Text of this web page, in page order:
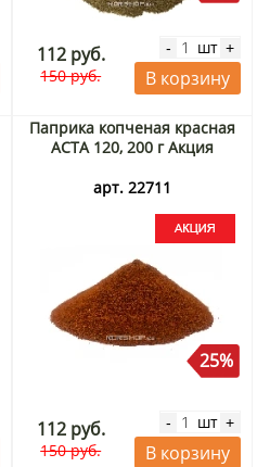
112 руб.
150 руб.
- шт +
В корзину
Паприка копченая красная
АСТА 120, 200 г Акция
арт. 22711
25%
112 руб.
150 руб.
- шт +
В корзину